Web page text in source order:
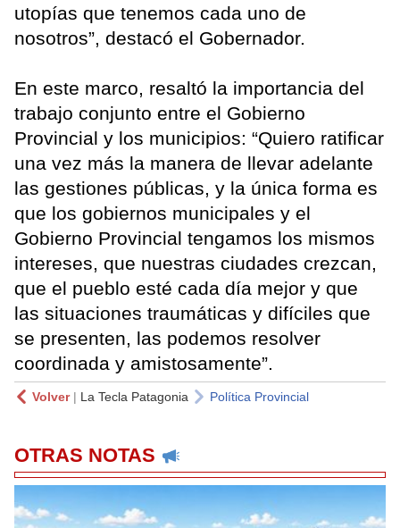
utopías que tenemos cada uno de
nosotros”, destacó el Gobernador.
En este marco, resaltó la importancia del
trabajo conjunto entre el Gobierno
Provincial y los municipios: “Quiero ratificar
una vez más la manera de llevar adelante
las gestiones públicas, y la única forma es
que los gobiernos municipales y el
Gobierno Provincial tengamos los mismos
intereses, que nuestras ciudades crezcan,
que el pueblo esté cada día mejor y que
las situaciones traumáticas y difíciles que
se presenten, las podemos resolver
coordinada y amistosamente”.
Volver| La Tecla Patagonia Política Provincial
OTRAS NOTAS